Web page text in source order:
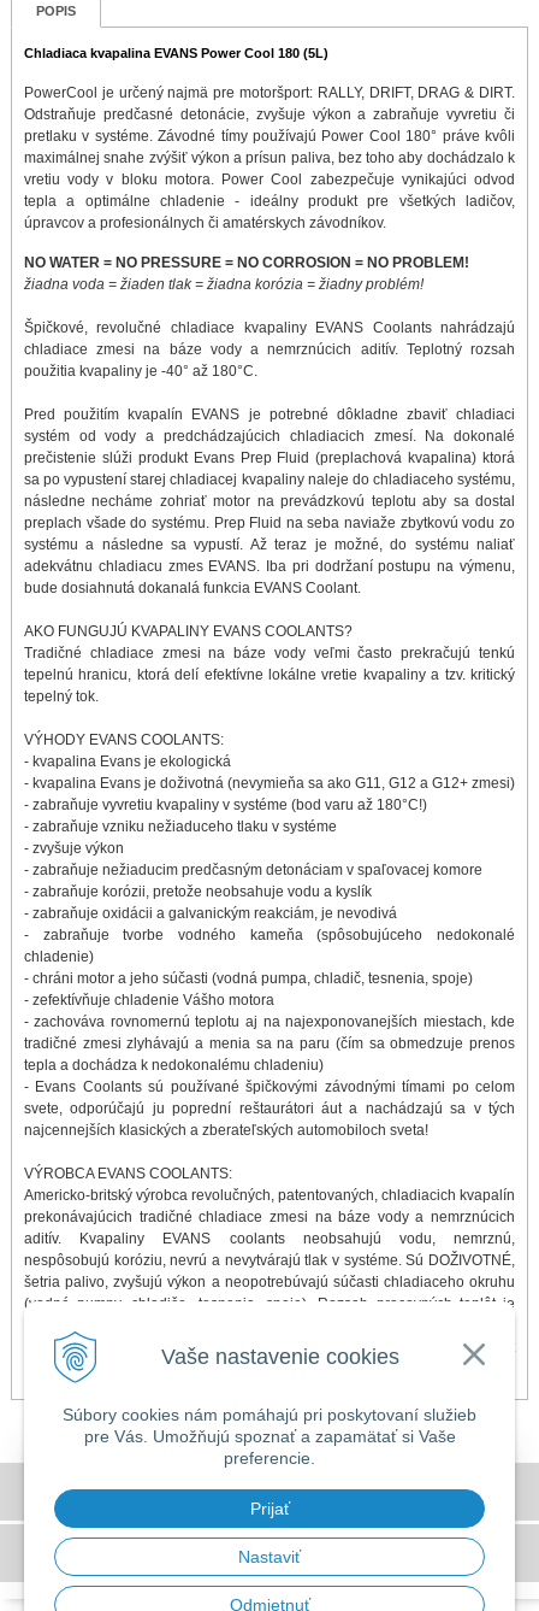
Vaše nastavenie cookies
Súbory cookies nám pomáhajú pri poskytovaní služieb
pre Vás. Umožňujú spoznať a zapamätať si Vaše
preferencie.
Prijať
Nastaviť
Odmietnuť
POPIS
Chladiaca kvapalina EVANS Power Cool 180 (5L)
PowerCool je určený najmä pre motoršport: RALLY, DRIFT, DRAG & DIRT.
Odstraňuje predčasné detonácie, zvyšuje výkon a zabraňuje vyvretiu či
pretlaku v systéme. Závodné tímy používajú Power Cool 180° práve kvôli
maximálnej snahe zvýšiť výkon a prísun paliva, bez toho aby dochádzalo k
vretiu vody v bloku motora. Power Cool zabezpečuje vynikajúci odvod
tepla a optimálne chladenie - ideálny produkt pre všetkých ladičov,
úpravcov a profesionálnych či amatérskych závodníkov.
NO WATER = NO PRESSURE = NO CORROSION = NO PROBLEM!
žiadna voda = žiaden tlak = žiadna korózia = žiadny problém!
Špičkové, revolučné chladiace kvapaliny EVANS Coolants nahrádzajú
chladiace zmesi na báze vody a nemrznúcich aditív. Teplotný rozsah
použitia kvapaliny je -40° až 180°C.
Pred použitím kvapalín EVANS je potrebné dôkladne zbaviť chladiaci
systém od vody a predchádzajúcich chladiacich zmesí. Na dokonalé
prečistenie slúži produkt Evans Prep Fluid (preplachová kvapalina) ktorá
sa po vypustení starej chladiacej kvapaliny naleje do chladiaceho systému,
následne necháme zohriať motor na prevádzkovú teplotu aby sa dostal
preplach všade do systému. Prep Fluid na seba naviaže zbytkovú vodu zo
systému a následne sa vypustí. Až teraz je možné, do systému naliať
adekvátnu chladiacu zmes EVANS. Iba pri dodržaní postupu na výmenu,
bude dosiahnutá dokanalá funkcia EVANS Coolant.
AKO FUNGUJÚ KVAPALINY EVANS COOLANTS?
Tradičné chladiace zmesi na báze vody veľmi často prekračujú tenkú
tepelnú hranicu, ktorá delí efektívne lokálne vretie kvapaliny a tzv. kritický
tepelný tok.
VÝHODY EVANS COOLANTS:
- kvapalina Evans je ekologická
- kvapalina Evans je doživotná (nevymieňa sa ako G11, G12 a G12+ zmesi)
- zabraňuje vyvretiu kvapaliny v systéme (bod varu až 180°C!)
- zabraňuje vzniku nežiaduceho tlaku v systéme
- zvyšuje výkon
- zabraňuje nežiaducim predčasným detonáciam v spaľovacej komore
- zabraňuje korózii, pretože neobsahuje vodu a kyslík
- zabraňuje oxidácii a galvanickým reakciám, je nevodivá
- zabraňuje tvorbe vodného kameňa (spôsobujúceho nedokonalé
chladenie)
- chráni motor a jeho súčasti (vodná pumpa, chladič, tesnenia, spoje)
- zefektívňuje chladenie Vášho motora
- zachováva rovnomernú teplotu aj na najexponovanejších miestach, kde
tradičné zmesi zlyhávajú a menia sa na paru (čím sa obmedzuje prenos
tepla a dochádza k nedokonalému chladeniu)
- Evans Coolants sú používané špičkovými závodnými tímami po celom
svete, odporúčajú ju poprední reštaurátori áut a nachádzajú sa v tých
najcennejších klasických a zberateľských automobiloch sveta!
VÝROBCA EVANS COOLANTS:
Americko-britský výrobca revolučných, patentovaných, chladiacich kvapalín
prekonávajúcich tradičné chladiace zmesi na báze vody a nemrznúcich
aditív. Kvapaliny EVANS coolants neobsahujú vodu, nemrznú,
nespôsobujú koróziu, nevrú a nevytvárajú tlak v systéme. Sú DOŽIVOTNÉ,
šetria palivo, zvyšujú výkon a neopotrebúvajú súčasti chladiaceho okruhu
(vodné pumpy, chladiče, tesnenia, spoje). Rozsah pracovných teplôt je
závodných tímov, veteránistov či majiteľov exkluzívnych ale i bežných áut
prechádza na EVANS kvapaliny. Doprajte aj Vy svojmu autu to najlepšie!
Všeobecné obchodné podmienky
GDPR a používanie cookies
DOVOLENKA 3. - 7. augusta 2026
Predajňa bude ZATVORENÁ a vytvorené
objednávky začneme vybavovať 10.8.2026.